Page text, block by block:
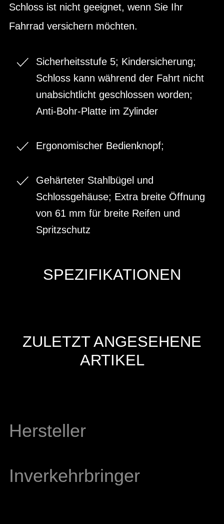
Schloss ist nicht geeignet, wenn Sie Ihr
Fahrrad versichern möchten.
Sicherheitsstufe 5; Kindersicherung;
Schloss kann während der Fahrt nicht
unabsichtlicht geschlossen worden;
Anti-Bohr-Platte im Zylinder
Ergonomischer Bedienknopf;
Gehärteter Stahlbügel und
Schlossgehäuse; Extra breite Öffnung
von 61 mm für breite Reifen und
Spritzschutz
SPEZIFIKATIONEN
ZULETZT ANGESEHENE
ARTIKEL
Hersteller
Inverkehrbringer